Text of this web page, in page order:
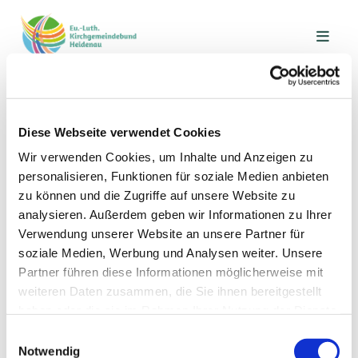
Diese Webseite verwendet Cookies
Wir verwenden Cookies, um Inhalte und Anzeigen zu
personalisieren, Funktionen für soziale Medien anbieten
zu können und die Zugriffe auf unsere Website zu
analysieren. Außerdem geben wir Informationen zu Ihrer
Verwendung unserer Website an unsere Partner für
soziale Medien, Werbung und Analysen weiter. Unsere
Partner führen diese Informationen möglicherweise mit
weiteren Daten zusammen, die Sie ihnen bereitgestellt
Notwendig
In unserer Gemeinde gibt es
Veranstaltungen für jede
Zielgruppe.
Nehmen Sie gerne mit uns
Kontakt auf!